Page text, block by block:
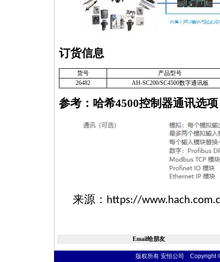
订货信息
货号
产品型号
26482
AH-SC200/SC4500数字通讯板
参考：哈希4500控制器通讯选项
来源： https://
Email给朋友
版权所有 安恒公司 Copyright